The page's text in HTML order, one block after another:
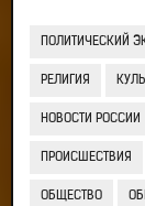
ПОЛИТИЧЕСКИЙ
РЕЛИГИЯ
НОВОСТИ РОССИИ
ПРОИСШЕСТВИЯ
ОБЩЕСТВО